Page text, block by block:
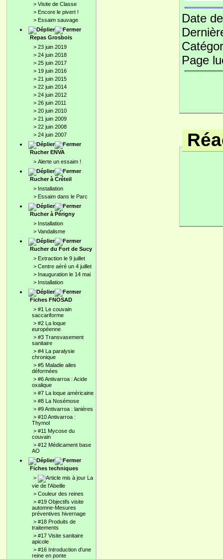
> Visite de Classe
> Encore le pivert !
> Essaim sauvage
Repas Grosbois
> 23 juin 2019
> 24 juin 2018
> 25 juin 2017
> 19 juin 2016
> 21 juin 2015
> 22 juin 2014
> 24 juin 2012
> 26 juin 2011
> 20 juin 2010
> 21 juin 2009
> 22 juin 2008
> 24 juin 2007
Rucher ENVA
> Alerte un essaim !
Rucher à Créteil
> Installation
> Essaim dans le Parc
Rucher à Périgny
> Installation
> Vandalisme
Rucher du Fort de Sucy
> Extraction le 9 juillet
> Centre aéré un 4 juillet
> Inauguration le 14 mai
> Installation
Fiches FNOSAD
> #1 Le couvain
saccariforme
> #2 La loque
européenne
> #3 Transvasement
sanitaire
> #4 La paralysie
chronique
> #5 Maladie ailes
déformées
> #6 Antivarroa : Acide
oxalique
> #7 La loque américaine
> #8 La Nosémose
> #9 Antivarroa : lanières
> #10 Antivarroa :
Thymol
> #11 Mycose du
couvain
> #12 Médicament base
AO
Fiches techniques
>
La
vie de l'Abeille
> Couleur des reines
> #19 Objectifs visite
automne-Mesures
préventives hivernage
> #18 Produits de
traitements
> #17 Visite sanitaire
apicole
> #16 Introduction d'une
reine en ponte
Date
Page